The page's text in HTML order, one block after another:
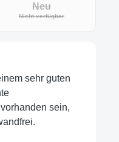
nicht verfügbar.)
Neu
Nicht verfügbar(Diese Option ist
sehr guten
sein,